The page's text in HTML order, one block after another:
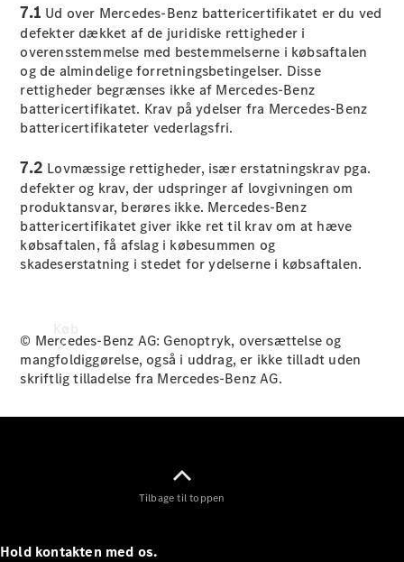
Konfigurator
Mercedes-Benz Online Showroom
biler
7.1 Ud over Mercedes-Benz battericertifikatet er du ved
defekter dækket af de juridiske rettigheder i
overensstemmelse med bestemmelserne i købsaftalen
og de almindelige forretningsbetingelser. Disse
rettigheder begrænses ikke af Mercedes-Benz
battericertifikatet. Krav på ydelser fra Mercedes-Benz
battericertifikateter vederlagsfri.
7.2 Lovmæssige rettigheder, især erstatningskrav pga.
defekter og krav, der udspringer af lovgivningen om
produktansvar, berøres ikke. Mercedes-Benz
battericertifikatet giver ikke ret til krav om at hæve
købsaftalen, få afslag i købesummen og
skadeserstatning i stedet for ydelserne i købsaftalen.
© Mercedes-Benz AG: Genoptryk, oversættelse og
mangfoldiggørelse, også i uddrag, er ikke tilladt uden
skriftlig tilladelse fra Mercedes-Benz AG.
Tilbage til toppen
Hold kontakten med os.